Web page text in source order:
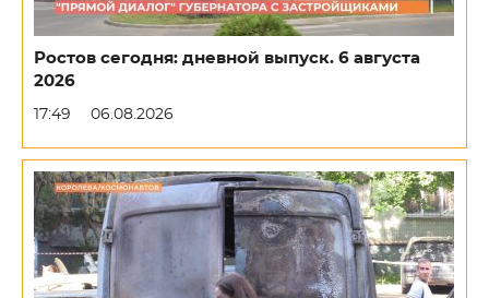
Ростов сегодня: дневной выпуск. 6 августа
2026
17:49 06.08.2026